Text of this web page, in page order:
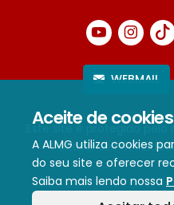
Aceite de cookies
A ALMG utiliza cookies
do seu site e oferecer
Saiba mais lendo nossa
WEBMAIL
Este site é protegido pelo
Política de
Termos de Uso e